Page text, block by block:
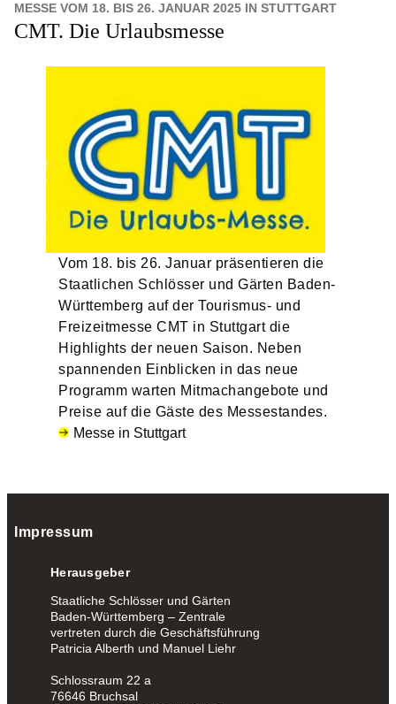
MESSE VOM 18. BIS 26. JANUAR 2025 IN STUTTGART
CMT. Die Urlaubsmesse
Vom 18. bis 26. Januar präsentieren die
Staatlichen Schlösser und Gärten Baden-
Württemberg auf der Tourismus- und
Freizeitmesse CMT in Stuttgart die
Highlights der neuen Saison. Neben
spannenden Einblicken in das neue
Programm warten Mitmachangebote und
Preise auf die Gäste des Messestandes.
Messe in Stuttgart
Impressum
Herausgeber
Staatliche Schlösser und Gärten
Baden-Württemberg – Zentrale
vertreten durch die Geschäftsführung
Patricia Alberth und Manuel Liehr
Schlossraum 22 a
76646 Bruchsal